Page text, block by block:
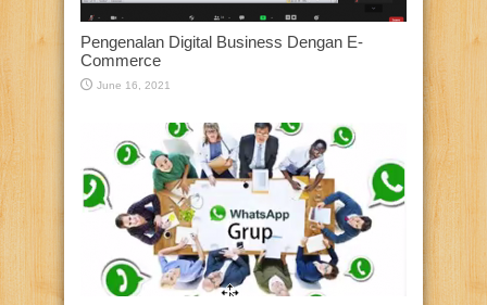
Pengenalan Digital Business Dengan E-
Commerce
June 16, 2021